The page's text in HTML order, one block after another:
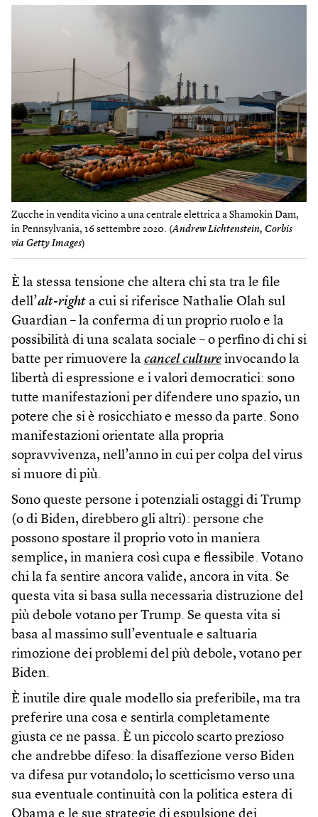
Zucche in vendita vicino a una centrale elettrica a Shamokin Dam,
in Pennsylvania, 16 settembre 2020. (Andrew Lichtenstein, Corbis
via Getty Images)
È la stessa tensione che altera chi sta tra le file
dell’alt-right a cui si riferisce Nathalie Olah sul
Guardian – la conferma di un proprio ruolo e la
possibilità di una scalata sociale – o perfino di chi si
batte per rimuovere la cancel culture invocando la
libertà di espressione e i valori democratici: sono
tutte manifestazioni per difendere uno spazio, un
potere che si è rosicchiato e messo da parte. Sono
manifestazioni orientate alla propria
sopravvivenza, nell’anno in cui per colpa del virus
si muore di più.
Sono queste persone i potenziali ostaggi di Trump
(o di Biden, direbbero gli altri): persone che
possono spostare il proprio voto in maniera
semplice, in maniera così cupa e flessibile. Votano
chi la fa sentire ancora valide, ancora in vita. Se
questa vita si basa sulla necessaria distruzione del
più debole votano per Trump. Se questa vita si
basa al massimo sull’eventuale e saltuaria
rimozione dei problemi del più debole, votano per
Biden.
È inutile dire quale modello sia preferibile, ma tra
preferire una cosa e sentirla completamente
giusta ce ne passa. È un piccolo scarto prezioso
che andrebbe difeso: la disaffezione verso Biden
va difesa pur votandolo; lo scetticismo verso una
sua eventuale continuità con la politica estera di